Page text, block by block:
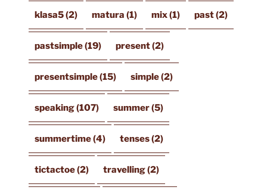
klasa5(2) matura (1) mix(1) past(2)
pastsimple(19) present(2)
presentsimple(15) simple(2)
speaking(107) summer(5)
summertime(4) tenses(2)
tictactoe(2) travelling(2)